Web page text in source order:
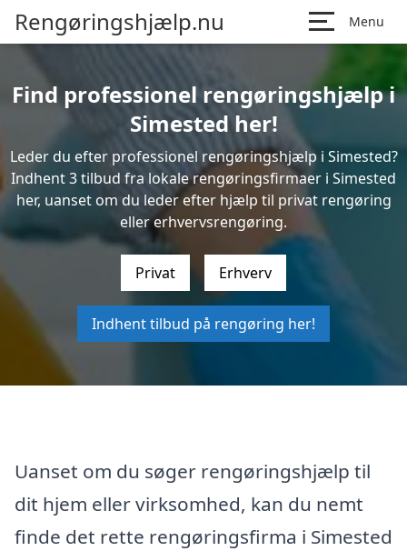
Rengøringshjælp.nu Menu
Find professionel rengøringshjælp i
Simested her!
Leder du efter professionel rengøringshjælp i Simested?
Indhent 3 tilbud fra lokale rengøringsfirmaer i Simested
her, uanset om du leder efter hjælp til privat rengøring
eller erhvervsrengøring.
Privat Erhverv
Indhent tilbud på rengøring her!
Uanset om du søger rengøringshjælp til
dit hjem eller virksomhed, kan du nemt
finde det rette rengøringsfirma i Simested